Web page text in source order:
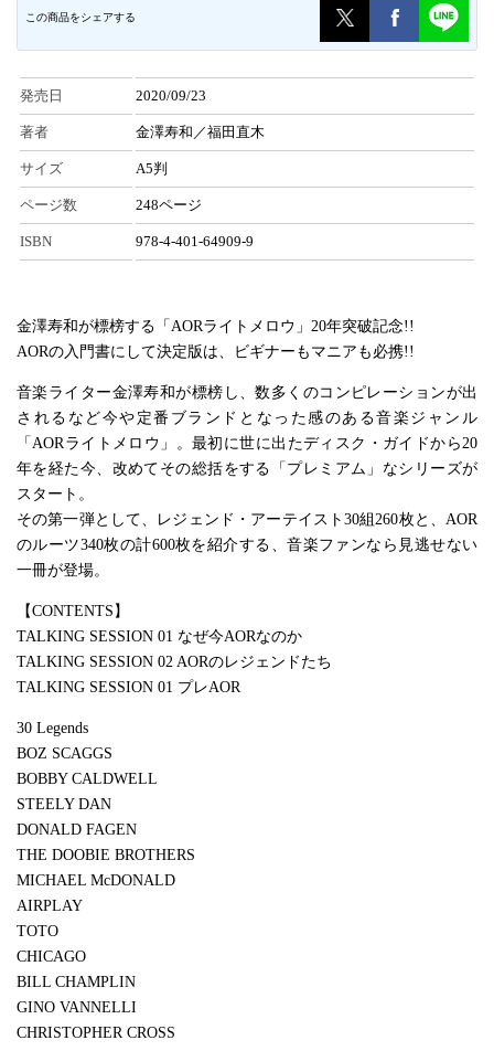
この商品をシェアする
発売日 2020/09/23
著者 金澤寿和／福田直木
サイズ A5判
ページ数 248ページ
ISBN 978-4-401-64909-9
金澤寿和が標榜する「AORライトメロウ」20年突破記念!!
AORの入門書にして決定版は、ビギナーもマニアも必携!!
音楽ライター金澤寿和が標榜し、数多くのコンピレーションが出
されるなど今や定番ブランドとなった感のある音楽ジャンル
「AORライトメロウ」。最初に世に出たディスク・ガイドから20
年を経た今、改めてその総括をする「プレミアム」なシリーズが
スタート。
その第一弾として、レジェンド・アーテイスト30組260枚と、AOR
のルーツ340枚の計600枚を紹介する、音楽ファンなら見逃せない
一冊が登場。
【CONTENTS】
TALKING SESSION 01 なぜ今AORなのか
TALKING SESSION 02 AORのレジェンドたち
TALKING SESSION 01 プレAOR
30 Legends
BOZ SCAGGS
BOBBY CALDWELL
STEELY DAN
DONALD FAGEN
THE DOOBIE BROTHERS
MICHAEL McDONALD
AIRPLAY
TOTO
CHICAGO
BILL CHAMPLIN
GINO VANNELLI
CHRISTOPHER CROSS